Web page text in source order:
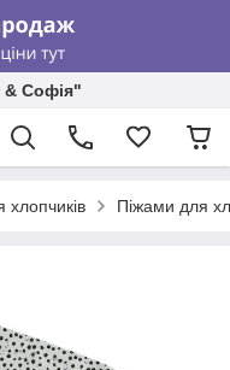
& Софія"
хлопчиків Піжами для